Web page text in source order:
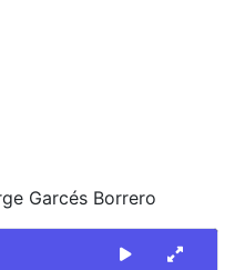
Garcés Borrero